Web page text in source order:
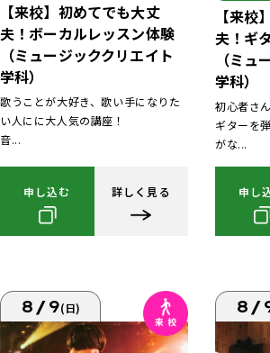
【来校】初めてでも大丈
夫！ボーカルレッスン体験
（ミュージッククリエイト
学科）
歌うことが大好き、歌い手になりた
い人にに大人気の講座！
音...
申し込む 詳しく見る
【来校
夫！ギ
（ミュ
学科）
初心者さ
ギターを
がな...
申し
8/9(日) 8/